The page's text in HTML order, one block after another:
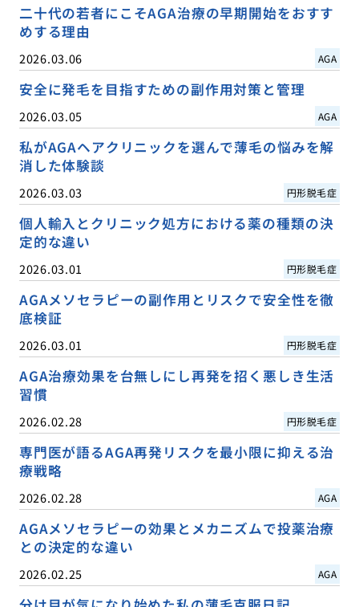
二十代の若者にこそAGA治療の早期開始をおすす
めする理由
2026.03.06 AGA
安全に発毛を目指すための副作用対策と管理
2026.03.05 AGA
私がAGAヘアクリニックを選んで薄毛の悩みを解
消した体験談
2026.03.03 円形脱毛症
個人輸入とクリニック処方における薬の種類の決
定的な違い
2026.03.01 円形脱毛症
AGAメソセラピーの副作用とリスクで安全性を徹
底検証
2026.03.01 円形脱毛症
AGA治療効果を台無しにし再発を招く悪しき生活
習慣
2026.02.28 円形脱毛症
専門医が語るAGA再発リスクを最小限に抑える治
療戦略
2026.02.28 AGA
AGAメソセラピーの効果とメカニズムで投薬治療
との決定的な違い
2026.02.25 AGA